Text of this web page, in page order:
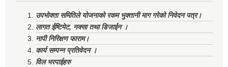
उपभोक्ता समितिले योजनाको रकम भुक्तानी माग गरेको निवेदन पत्र।
लागत ईष्टिमेट, नक्सा तथा डिजाईन ।
नापी निरिक्षण फाराम।
कार्य सम्पन्न प्रतिवेदन ।
विल भरपाईहरु